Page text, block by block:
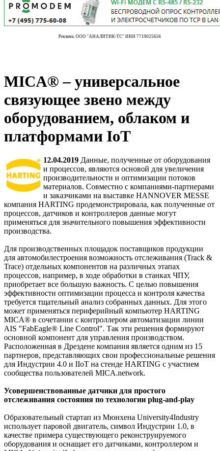
Реклама. ООО "АНАЛИТИК-ТС" ИНН 7719025656
MICA® – универсальное
связующее звено между
оборудованием, облаком и
платформами IoT
12.04.2019 Данные, полученные от оборудования
и процессов, являются основой для увеличения
производительности и оптимизации потоков
материалов. Совместно с компаниями-партнерами
и заказчиками на выставке HANNOVER MESSE
компания HARTING продемонстрировала, как полученные от
процессов, датчиков и контроллеров данные могут
применяться для значительного повышения эффективности
производства.
Для производственных площадок поставщиков продукции
для автомобилестроения возможность отслеживания (Track &
Trace) отдельных компонентов на различных этапах
процессов, например, в ходе обработки в станках ЧПУ,
приобретает все большую важность. С целью повышения
эффективности оптимизации процесса и контроля качества
требуется тщательный анализ собранных данных. Для этого
может применяться периферийный компьютер HARTING
MICA® в сочетании с контроллером автоматизации линии
AIS "FabEagle® Line Control". Так эти решения формируют
основной компонент для управления производством.
Расположенная в Дрездене компания является одним из 15
партнеров, представляющих свои профессиональные решения
для Индустрии 4.0 и IIoT на стенде HARTING с участием
сообщества пользователей MICA.network.
Усовершенствованные датчики для простого
отслеживания состояния по технологии plug-and-play
Образовательный стартап из Мюнхена University4Industry
использует паровой двигатель, символ Индустрии 1.0, в
качестве примера существующего реконструируемого
оборудования и оснащает его датчиками, контроллером и